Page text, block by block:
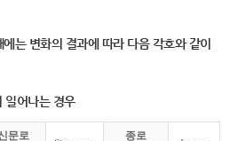
는 변화의 결과에 따라 다음 각호와 같이
일어나는 경우
문로
종로